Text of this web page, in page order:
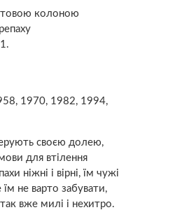
колоною
1970, 1982, 1994,
своєю долею,
для втілення
ніжні і вірні, їм чужі
їм не варто забувати,
вже милі і нехитро.